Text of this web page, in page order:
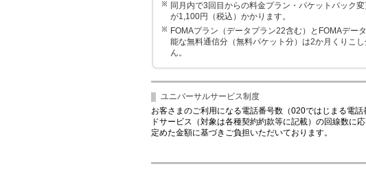
同月内で3回目からの料金プラン・パケットパック
が1,100円（税込）かかります。
FOMAプラン（データプラン22含む）とFOMAデー
能な無料通信分（無料パケット分）は2か月くりこ
ん。
ユニバーサルサービス制度
お客さまのご利用になる電話番号数（020ではじまる電
ドサービス（対象は各種契約約款等に記載）の回線数に
定めた金額に基づきご負担いただいております。